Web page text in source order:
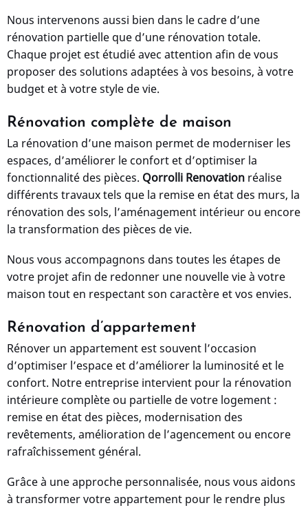
Nous intervenons aussi bien dans le cadre d’une
rénovation partielle que d’une rénovation totale.
Chaque projet est étudié avec attention afin de vous
proposer des solutions adaptées à vos besoins, à votre
budget et à votre style de vie.
Rénovation complète de maison
La rénovation d’une maison permet de moderniser les
espaces, d’améliorer le confort et d’optimiser la
fonctionnalité des pièces. Qorrolli Renovation réalise
différents travaux tels que la remise en état des murs, la
rénovation des sols, l’aménagement intérieur ou encore
la transformation des pièces de vie.
Nous vous accompagnons dans toutes les étapes de
votre projet afin de redonner une nouvelle vie à votre
maison tout en respectant son caractère et vos envies.
Rénovation d’appartement
Rénover un appartement est souvent l’occasion
d’optimiser l’espace et d’améliorer la luminosité et le
confort. Notre entreprise intervient pour la rénovation
intérieure complète ou partielle de votre logement :
remise en état des pièces, modernisation des
revêtements, amélioration de l’agencement ou encore
rafraîchissement général.
Grâce à une approche personnalisée, nous vous aidons
à transformer votre appartement pour le rendre plus